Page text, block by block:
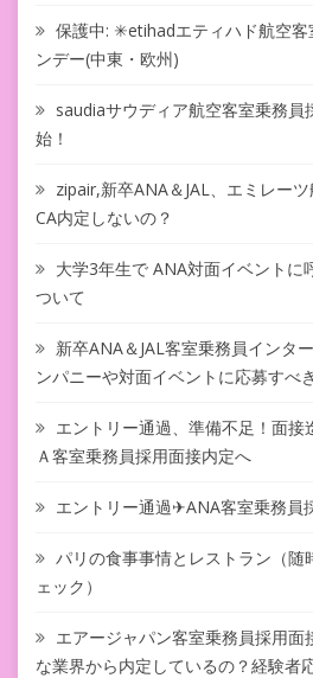
保護中: ✳︎etihadエティハド航空
ンデー(中東・欧州)
saudiaサウディア航空客室乗務員
始！
zipair,新卒ANA＆JAL、エミレー
CA内定しないの？
大学3年生で ANA対面イベントに
ついて
新卒ANA＆JAL客室乗務員インタ
ンパニーや対面イベントに応募すべ
エントリー通過、準備不足！面接
Ａ客室乗務員採用面接内定へ
エントリー通過✈ANA客室乗務員
パリの食事事情とレストラン（随
ェック）
エアージャパン客室乗務員採用
な業界から内定しているの？経験者